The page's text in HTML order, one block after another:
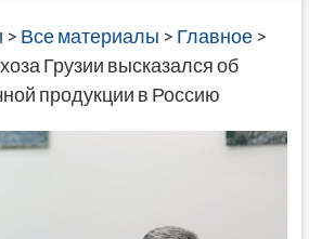
САЙТЕ
n
t
> Все материалы > Главное>
Грузии высказался об
продукции в Россию